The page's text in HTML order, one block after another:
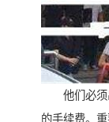
他们必须
的手续费。